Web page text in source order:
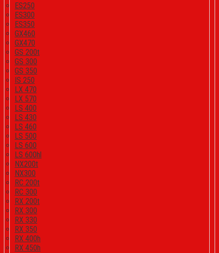
ES250
ES300
ES350
GX460
GX470
GS 200t
GS 300
GS 350
IS 250
LX 470
LX 570
LS 400
LS 430
LS 460
LS 500
LS 600
LS 600hl
NX200t
NX300
RC 200t
RC 300
RX 200t
RX 300
RX 330
RX 350
RX 400h
RX 450h